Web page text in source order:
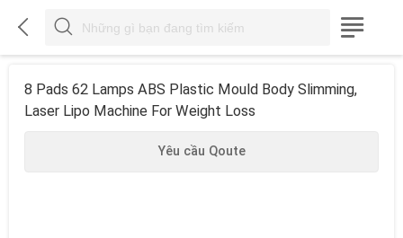
  
8 Pads 62 Lamps ABS Plastic Mould Body Slimming,
Laser Lipo Machine For Weight Loss
Yêu cầu Qoute